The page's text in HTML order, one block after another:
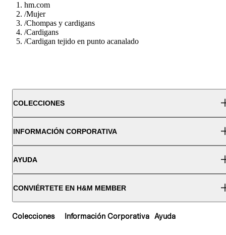
hm.com
/Mujer
/Chompas y cardigans
/Cardigans
/Cardigan tejido en punto acanalado
COLECCIONES
INFORMACIÓN CORPORATIVA
AYUDA
CONVIÉRTETE EN H&M MEMBER
Colecciones Información Corporativa Ayuda